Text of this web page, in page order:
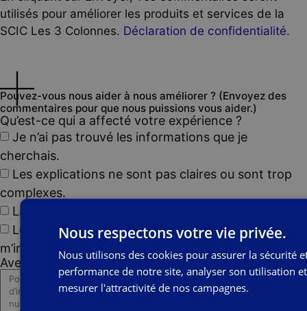
utilisés pour améliorer les produits et services de la
SCIC Les 3 Colonnes. Déclaration de confidentialité.
Pouvez-vous nous aider à nous améliorer ? (Envoyez des
commentaires pour que nous puissions vous aider.)
Qu’est-ce qui a affecté votre expérience ?
Je n’ai pas trouvé les informations que je
cherchais.
Les explications ne sont pas claires ou sont trop
complexes.
La navigation sur le site est difficile ou confuse.
Le sujet ne répond pas à mes attentes ou ne
m’intéresse pas.
Avez-vous d’autres commentaires ? (Facultatif)
Nous respectons votre vie privée.
Nous utilisons des cookies pour assurer la sécurité
performance de notre site, analyser son utilisation et
mesurer l'attractivité de nos campagnes.